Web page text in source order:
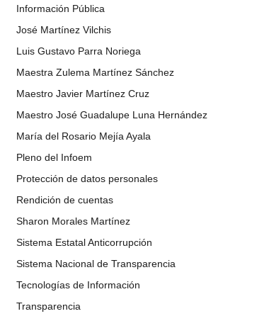
Información Pública
José Martínez Vilchis
Luis Gustavo Parra Noriega
Maestra Zulema Martínez Sánchez
Maestro Javier Martínez Cruz
Maestro José Guadalupe Luna Hernández
María del Rosario Mejía Ayala
Pleno del Infoem
Protección de datos personales
Rendición de cuentas
Sharon Morales Martínez
Sistema Estatal Anticorrupción
Sistema Nacional de Transparencia
Tecnologías de Información
Transparencia